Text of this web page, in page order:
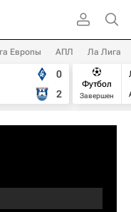
Европы АПЛ Ла Лига
0
2
Футбол
Завершен